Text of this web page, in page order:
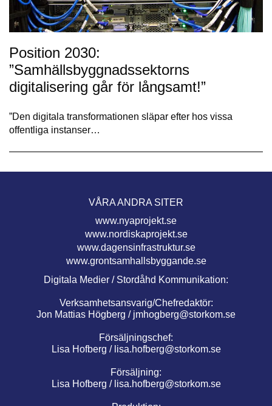
Position 2030:
”Samhällsbyggnadssektorns
digitalisering går för långsamt!”
”Den digitala transformationen släpar efter hos vissa
offentliga instanser…
VÅRA ANDRA SITER
www.nyaprojekt.se
www.nordiskaprojekt.se
www.dagensinfrastruktur.se
www.grontsamhallsbyggande.se
Digitala Medier / Stordåhd Kommunikation:
Verksamhetsansvarig/Chefredaktör:
Jon Mattias Högberg / jmhogberg@storkom.se
Försäljningschef:
Lisa Hofberg / lisa.hofberg@storkom.se
Försäljning:
Lisa Hofberg / lisa.hofberg@storkom.se